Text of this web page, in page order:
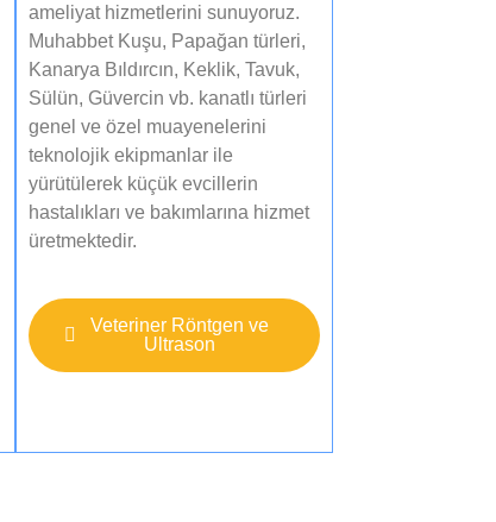
ameliyat hizmetlerini sunuyoruz.
Muhabbet Kuşu, Papağan türleri,
Kanarya Bıldırcın, Keklik, Tavuk,
Sülün, Güvercin vb. kanatlı türleri
genel ve özel muayenelerini
teknolojik ekipmanlar ile
yürütülerek küçük evcillerin
hastalıkları ve bakımlarına hizmet
üretmektedir.​
Veteriner Röntgen ve
Ultrason